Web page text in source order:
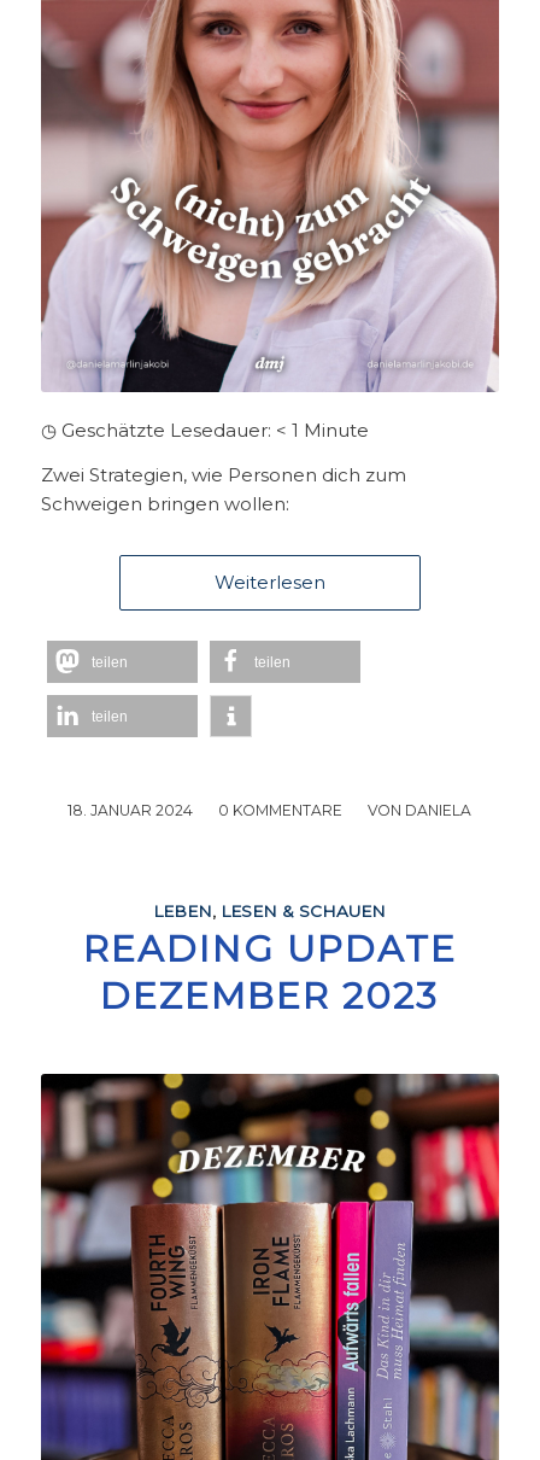
◷ Geschätzte Lesedauer: < 1 Minute
Zwei Strategien, wie Personen dich zum
Schweigen bringen wollen:
Weiterlesen
teilen teilen
teilen
18. JANUAR 2024
/ 0 KOMMENTARE
/ VON DANIELA
LEBEN, LESEN & SCHAUEN
READING UPDATE
DEZEMBER 2023